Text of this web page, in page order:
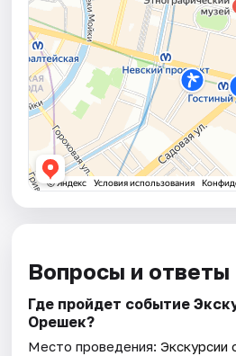
Вопросы и ответы
Где пройдет событие
Орешек?
Место проведения:Экскурсии